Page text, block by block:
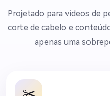
Projetado para vídeos de
corte de cabelo e
apenas uma
✂️